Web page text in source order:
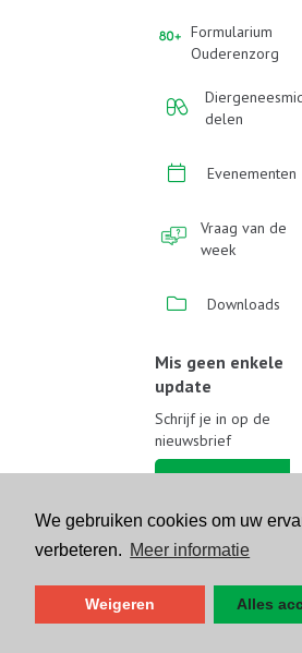
We gebruiken cookies om uw
verbeteren. Meer informatie
Weigeren Alles
Formularium
Ouderenzorg
delen
Evenementen
Vraag van de
week
Downloads
Mis geen enkele
update
Schrijf je in op de
nieuwsbrief
Volg ons op sociale